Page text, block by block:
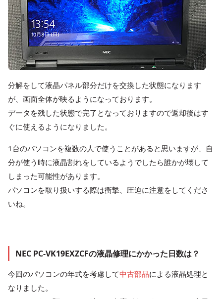
分解をして液晶パネル部分だけを交換した状態になります
が、画面全体が映るようになっております。
データを残した状態で完了となっておりますので返却後はす
ぐに使えるようになりました。
1台のパソコンを複数の人で使うことがあると思いますが、自
分が使う時に液晶割れをしているようでしたら誰かが壊して
しまった可能性があります。
パソコンを取り扱いする際は衝撃、圧迫に注意をしてくださ
いね。
NEC PC-VK19EXZCFの液晶修理にかかった日数は？
今回のパソコンの年式を考慮して中古部品による液晶処理と
なりました。